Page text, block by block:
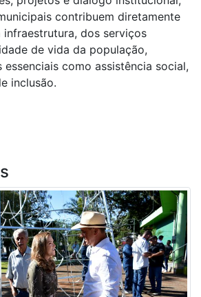
contribuem diretamente
infraestrutura, dos serviços
de vida da população,
como assistência social,
inclusão.